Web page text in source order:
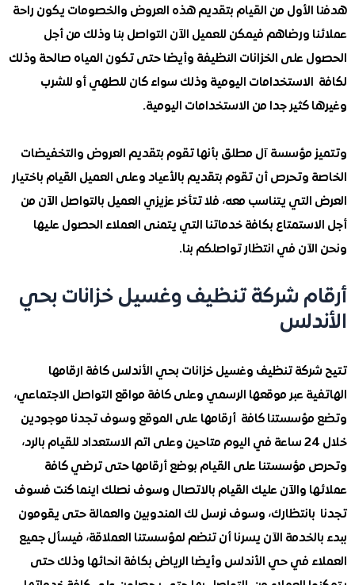
من القيام بتقديم هذه العروض والخصومات يكون راحة
ورضاهم فيمكن للعميل الآن التواصل بنا وذلك من أجل
على الخزانات النظيفة وأيضا حتى تكون المياه صالحة وذلك
اليومية وذلك سواء كان للطهي أو للشرب
كثير جدا من الاستخدامات اليومية.
مؤسسة آل مطلق بأنها تقوم بتقديم العروض والتخفيضات
وتحرص أن تقوم بتقديم بالأعياد وعلى العميل القيام باختيار
يتناسب معه، فلا تتأخر عزيزي العميل بالتواصل الآن من
بكافة خدماتنا التي يتمنى العملاء الحصول عليها
في انتظار تواصلكم بنا.
شركة تنظيف وغسيل خزانات بحي
تنظيف وغسيل خزانات بحي الأندلس كافة ارقامها
عبر موقعها الرسمي وعلى كافة مواقع التواصل الاجتماعي،
كافة أرقامها على الموقع وسوف تجدنا موجودين
خلال 24 ساعة في اليوم متاحين وعلى اتم الاستعداد للقيام بالرد،
على القيام بوضع أرقامها حتى ترضي كافة
والآن عليك القيام بالاتصال وسوف نصلك اينما كنت فسوف
وسوف نرسل لك المندوبين والعمالة حتى يقومون
الآن يسرنا أن تنضم لمؤسستنا العملاقة، فيسأل جميع
في حي الأندلس وأيضا الرياض بكافة انحائها وذلك حتى